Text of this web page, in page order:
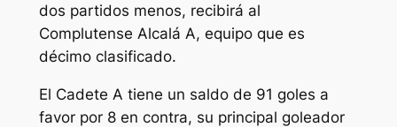
dos partidos menos, recibirá al
Complutense Alcalá A, equipo que es
décimo clasificado.
El Cadete A tiene un saldo de 91 goles a
favor por 8 en contra, su principal goleador